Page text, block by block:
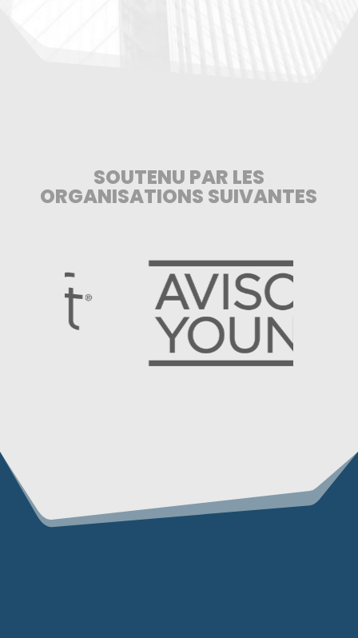
SOUTENU PAR LES
ORGANISATIONS SUIVANTES